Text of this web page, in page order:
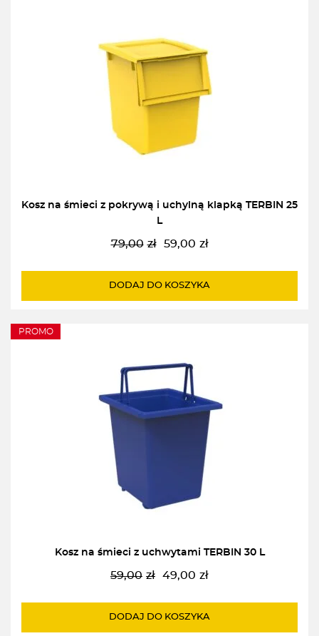
Kosz na śmieci z pokrywą i uchylną klapką TERBIN 25
L
79,00 zł
Pierwotna
wynosiła:
59,00 zł
Aktualna
wynosi:
DODAJ DO KOSZYKA
PROMO
Kosz na śmieci z uchwytami TERBIN 30 L
59,00 zł
Pierwotna
wynosiła:
49,00 zł
Aktualna
wynosi:
DODAJ DO KOSZYKA